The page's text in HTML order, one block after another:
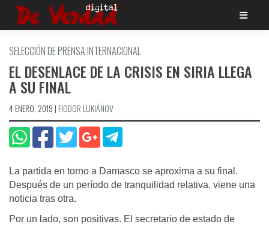
Saltar
SELECCIÓN DE PRENSA INTERNACIONAL
EL DESENLACE DE LA CRISIS EN SIRIA LLEGA
A SU FINAL
4 ENERO, 2019 | FIODOR LUKIÁNOV
La partida en torno a Damasco se aproxima a su final.
Después de un período de tranquilidad relativa, viene una
noticia tras otra.
Por un lado, son positivas. El secretario de estado de